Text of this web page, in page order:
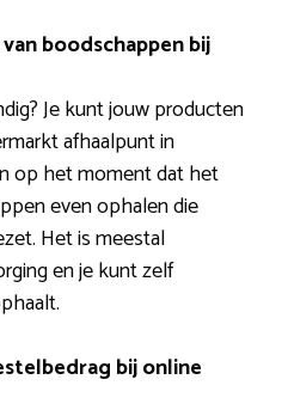
boodschappen bij
Je kunt jouw producten
afhaalpunt in
op het moment dat het
even ophalen die
Het is meestal
en je kunt zelf
bij online